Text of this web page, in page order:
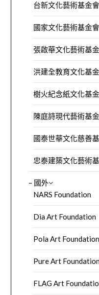
台新文化藝術基金會
國家文化藝術基金會
張啟華文化藝術基
洪建全教育文化基
樹火紀念紙文化基
陳庭詩現代藝術基
國泰世華文化慈善
忠泰建築文化藝術
– 國外
NARS Foundation
Dia Art Foundation
Pola Art Foundation
Pure Art
FLAG Art